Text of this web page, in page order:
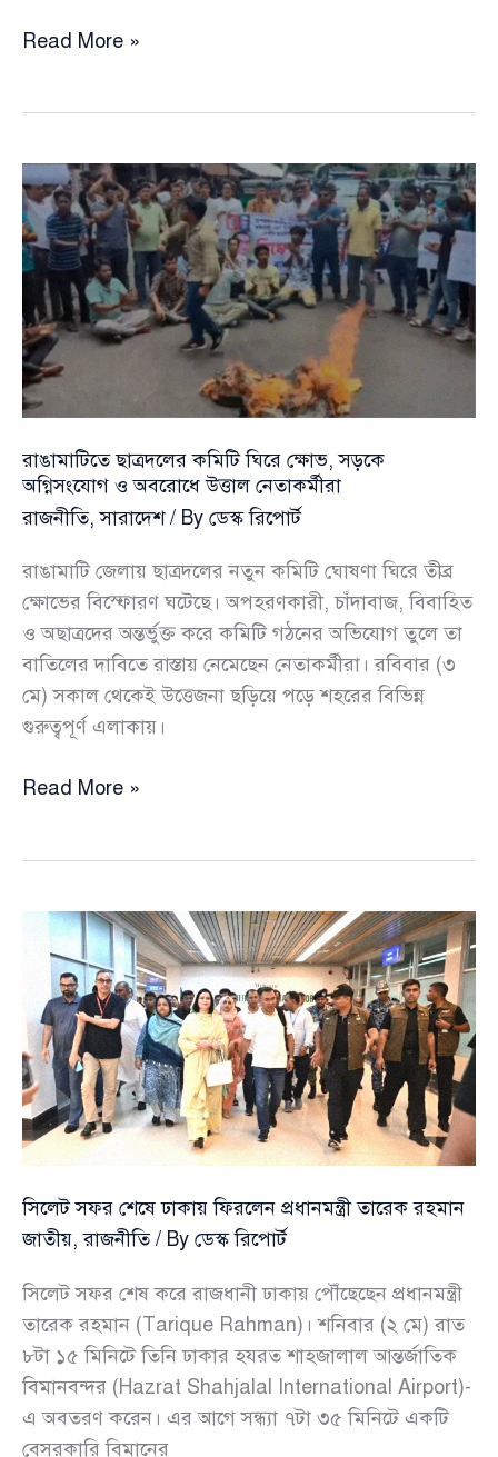
জেলা
কড়া
বার্তা
দিলেন
তারেক
রহমান
Read More »
রাঙামাটিতে ছাত্রদলের কমিটি ঘিরে ক্ষোভ, সড়কে
অগ্নিসংযোগ ও অবরোধে উত্তাল নেতাকর্মীরা
রাজনীতি,সারাদেশ/ By ডেস্ক রিপোর্ট
রাঙামাটি জেলায় ছাত্রদলের নতুন কমিটি ঘোষণা ঘিরে তীব্র
ক্ষোভের বিস্ফোরণ ঘটেছে। অপহরণকারী, চাঁদাবাজ, বিবাহিত
ও অছাত্রদের অন্তর্ভুক্ত করে কমিটি গঠনের অভিযোগ তুলে তা
বাতিলের দাবিতে রাস্তায় নেমেছেন নেতাকর্মীরা। রবিবার (৩
মে) সকাল থেকেই উত্তেজনা ছড়িয়ে পড়ে শহরের বিভিন্ন
গুরুত্বপূর্ণ এলাকায়।
রাঙামাটিতে
ক্ষোভ,
সড়কে
অগ্নিসংযোগ
অবরোধে
উত্তাল
নেতাকর্মীরা
Read More »
সিলেট সফর শেষে ঢাকায় ফিরলেন প্রধানমন্ত্রী তারেক রহমান
জাতীয়,রাজনীতি/ By ডেস্ক রিপোর্ট
সিলেট সফর শেষ করে রাজধানী ঢাকায় পৌঁছেছেন প্রধানমন্ত্রী
তারেক রহমান (Tarique Rahman)। শনিবার (২ মে) রাত
৮টা ১৫ মিনিটে তিনি ঢাকার হযরত শাহজালাল আন্তর্জাতিক
বিমানবন্দর (Hazrat Shahjalal International Airport)-
এ অবতরণ করেন। এর আগে সন্ধ্যা ৭টা ৩৫ মিনিটে একটি
বেসরকারি বিমানের